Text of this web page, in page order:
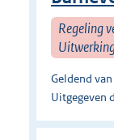
Regeling
Geldend
Uitgegeven